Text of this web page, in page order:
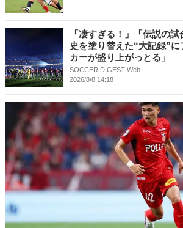
「凄すぎる！」「伝説の
史を塗り替えた“大記録”
カーが盛り上がっとる」
SOCCER DIGEST Web
2026/8/8 14:18